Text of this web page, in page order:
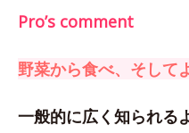
Pro’s comment
野菜から食べ、そして
一般的に広く知られる